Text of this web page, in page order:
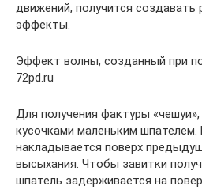
движений, получится
эффекты.
Эффект волны, созданный при
72pd.ru
Для получения фактуры
кусочками маленьким
накладывается поверх
высыхания. Чтобы завитки
шпатель задерживается на